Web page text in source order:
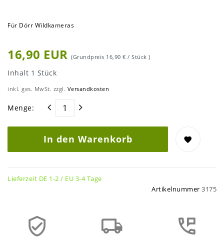
Für Dörr Wildkameras
16,90 EUR (Grundpreis 16,90 € / Stück )
Inhalt 1 Stück
inkl. ges. MwSt. zzgl. Versandkosten
Menge:
In den Warenkorb
Lieferzeit DE 1-2 / EU 3-4 Tage
Artikelnummer 3175